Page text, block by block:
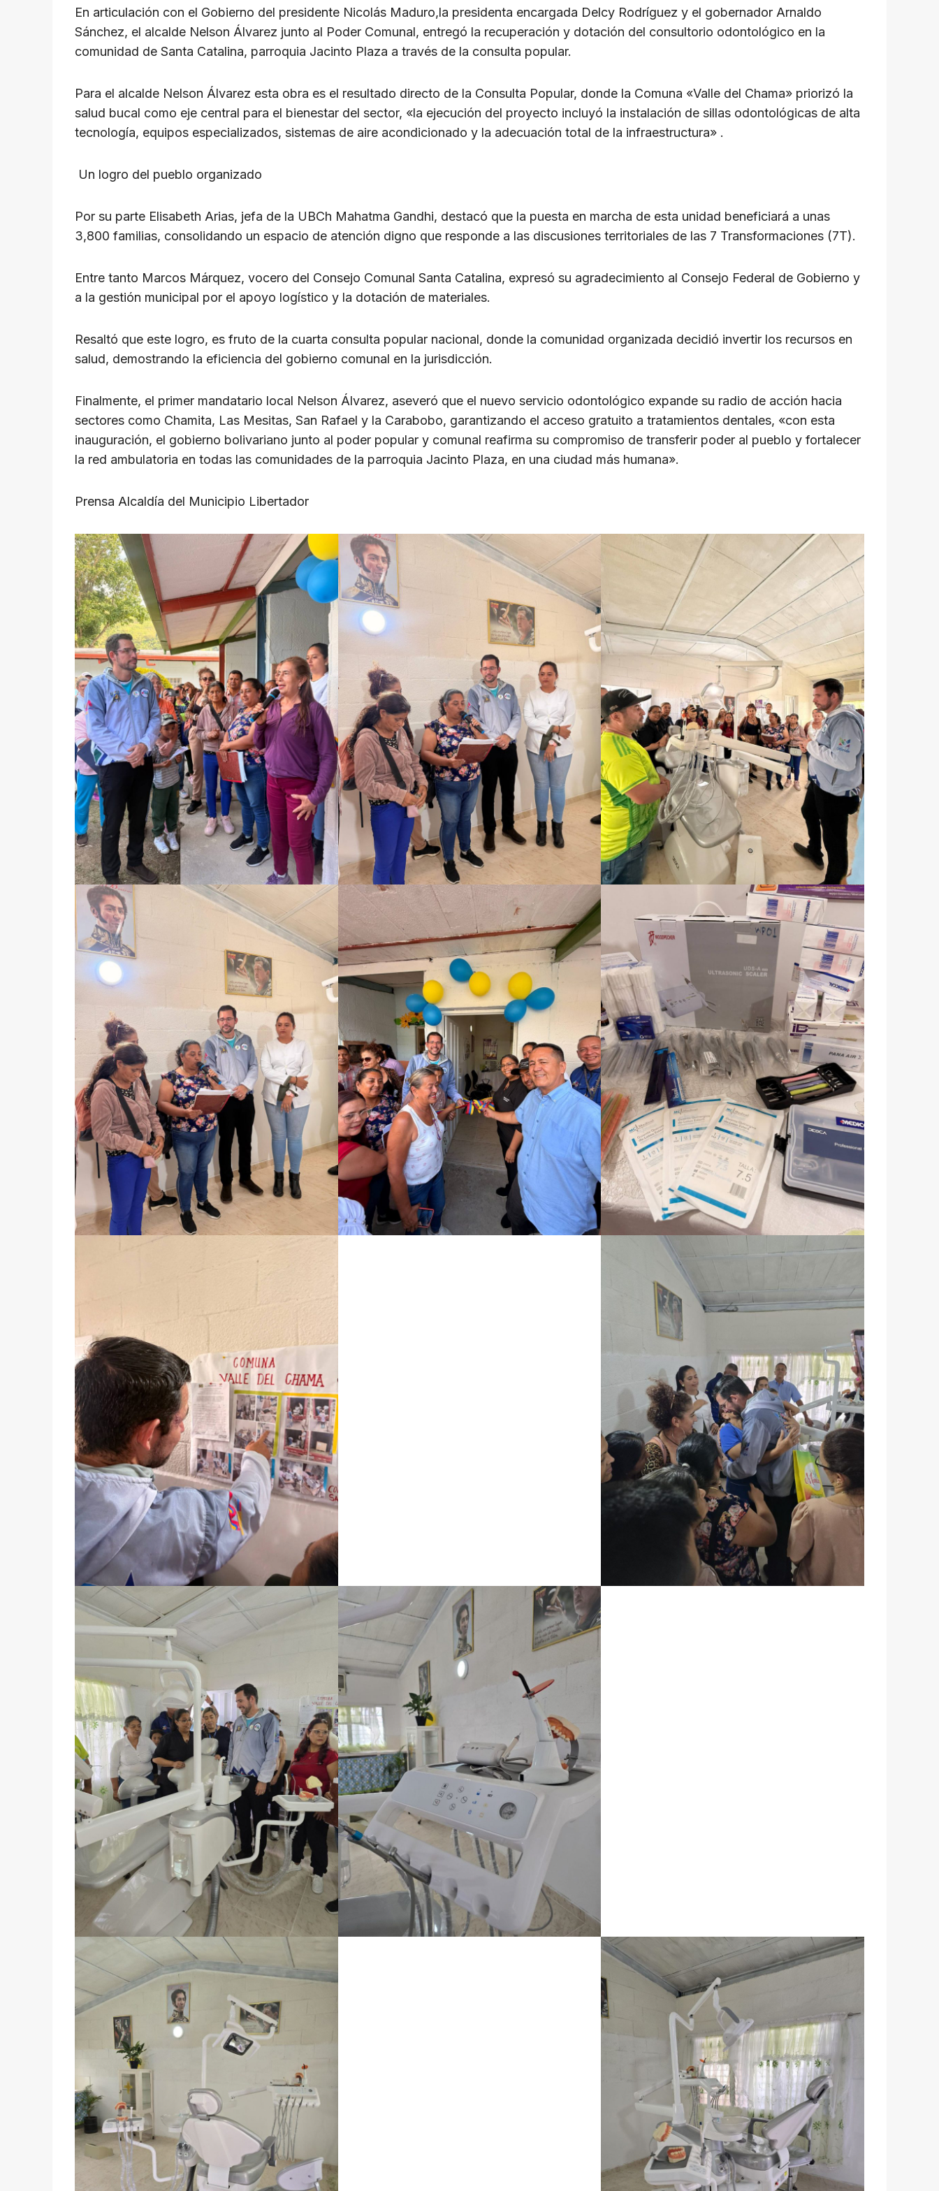
p
o
k
k
En articulación con el Gobierno del presidente Nicolás Maduro,la presidenta encargada Delcy Rodríguez y el gobernador Arnaldo
Sánchez, el alcalde Nelson Álvarez junto al Poder Comunal, entregó la recuperación y dotación del consultorio odontológico en la
comunidad de Santa Catalina, parroquia Jacinto Plaza a través de la consulta popular.
Para el alcalde Nelson Álvarez esta obra es el resultado directo de la Consulta Popular, donde la Comuna «Valle del Chama» priorizó la
salud bucal como eje central para el bienestar del sector, «la ejecución del proyecto incluyó la instalación de sillas odontológicas de alta
tecnología, equipos especializados, sistemas de aire acondicionado y la adecuación total de la infraestructura» .
Un logro del pueblo organizado
Por su parte Elisabeth Arias, jefa de la UBCh Mahatma Gandhi, destacó que la puesta en marcha de esta unidad beneficiará a unas
3,800 familias, consolidando un espacio de atención digno que responde a las discusiones territoriales de las 7 Transformaciones (7T).
Entre tanto Marcos Márquez, vocero del Consejo Comunal Santa Catalina, expresó su agradecimiento al Consejo Federal de Gobierno y
a la gestión municipal por el apoyo logístico y la dotación de materiales.
Resaltó que este logro, es fruto de la cuarta consulta popular nacional, donde la comunidad organizada decidió invertir los recursos en
salud, demostrando la eficiencia del gobierno comunal en la jurisdicción.
Finalmente, el primer mandatario local Nelson Álvarez, aseveró que el nuevo servicio odontológico expande su radio de acción hacia
sectores como Chamita, Las Mesitas, San Rafael y la Carabobo, garantizando el acceso gratuito a tratamientos dentales, «con esta
inauguración, el gobierno bolivariano junto al poder popular y comunal reafirma su compromiso de transferir poder al pueblo y fortalecer
la red ambulatoria en todas las comunidades de la parroquia Jacinto Plaza, en una ciudad más humana».
Prensa Alcaldía del Municipio Libertador